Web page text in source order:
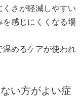
さが軽減しやすい
を感じにくくなる場
温めるケアが使われ
い方がよい症